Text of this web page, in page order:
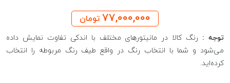
77,000,000 تومان
توجه : رنگ کالا در مانیتورهای مختلف با اندکی تفاوت نمایش داده
می‌شود و شما با انتخاب رنگ در واقع طیف رنگ مربوطه را انتخاب
کرده‌اید.